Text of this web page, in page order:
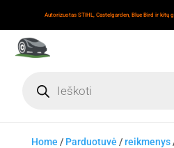
Autorizuotas STIHL, Castelgarden, Blue Bird ir kitų
search
Home / Parduotuvė /reikmenys